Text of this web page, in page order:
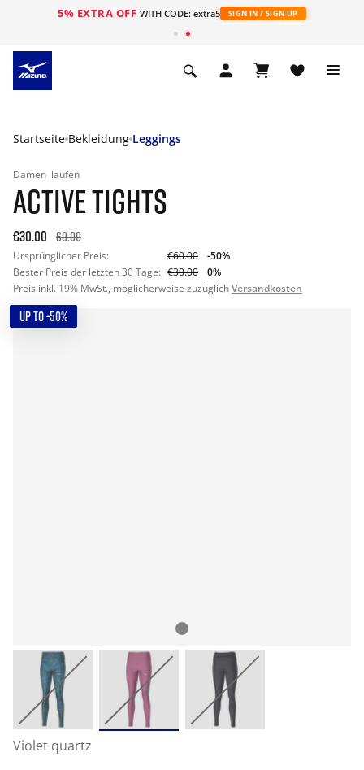
5% EXTRA OFF WITH CODE: extra5 SIGN IN / SIGN UP
Startseite Bekleidung Leggings
Damen laufen
ACTIVE TIGHTS
€30.00 60.00
Ursprünglicher Preis: €60.00
-50%
Bester Preis der letzten 30 Tage: €30.00
0%
Preis inkl. 19% MwSt., möglicherweise zuzüglichVersandkosten
UP TO -50%
Violet quartz